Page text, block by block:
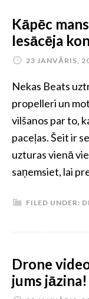
Kāpēc
Iesācēja
23 JANVĀRIS,
Nekas Beats
propelleri un
vilšanos par to,
paceļas. Šeit ir
uzturas vienā
saņemsiet, lai
FILED UNDER:
Drone
jums jāzina!